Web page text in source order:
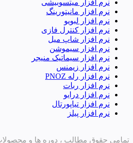
نرم افزار میتسوبیشی
نرم افزار مانیتورینگ
نرم افزار لبویو
نرم افزار کنترل فازی
نرم افزار شاپ میل
نرم افزار سیموشن
نرم افزار سیماتیک منیجر
نرم افزار زیمنس
نرم افزار رله PNOZ
نرم افزار ربات
نرم افزار درایو
نرم افزار تیاپورتال
نرم افزار پیلز
تمامی حقوق مطالب ، دوره ها و